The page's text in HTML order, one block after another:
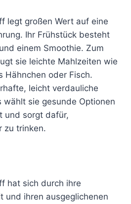
legt großen Wert auf eine
Ihr Frühstück besteht
einem Smoothie. Zum
sie leichte Mahlzeiten wie
Hähnchen oder Fisch.
leicht verdauliche
wählt sie gesunde Optionen
und sorgt dafür,
zu trinken.
hat sich durch ihre
und ihren ausgeglichenen